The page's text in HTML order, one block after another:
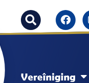
Vereîniging